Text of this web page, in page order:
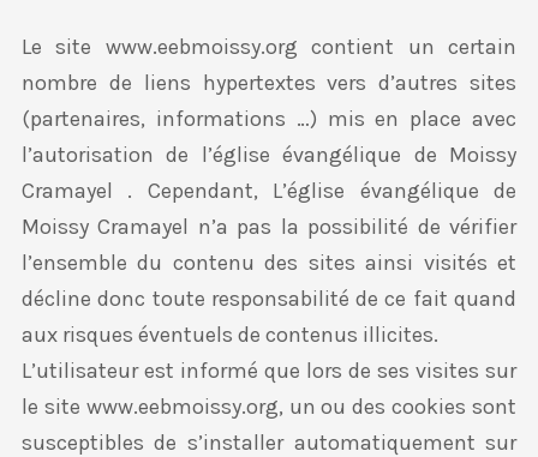
Le site www.eebmoissy.org contient un certain
nombre de liens hypertextes vers d’autres sites
(partenaires, informations …) mis en place avec
l’autorisation de l’église évangélique de Moissy
Cramayel . Cependant, L’église évangélique de
Moissy Cramayel n’a pas la possibilité de vérifier
l’ensemble du contenu des sites ainsi visités et
décline donc toute responsabilité de ce fait quand
aux risques éventuels de contenus illicites.
L’utilisateur est informé que lors de ses visites sur
le site www.eebmoissy.org, un ou des cookies sont
susceptibles de s’installer automatiquement sur